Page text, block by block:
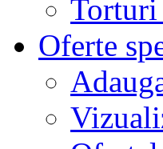
Torturi
Oferte